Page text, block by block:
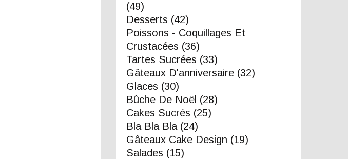
(49)
Desserts (42)
Poissons - Coquillages Et
Crustacées (36)
Tartes Sucrées (33)
Gâteaux D'anniversaire (32)
Glaces (30)
Bûche De Noël (28)
Cakes Sucrés (25)
Bla Bla Bla(24)
Gâteaux Cake Design (19)
Salades (15)